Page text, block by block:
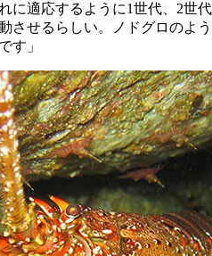
に適応するように1世代、2世代
させるらしい。ノドグロのよう
す」